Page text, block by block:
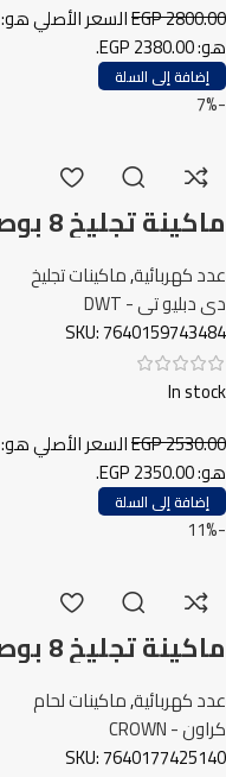
EGP2800.00 السعر الأصلي هو: EGP 2800.00.
هو: EGP 2380.00.
إضافة إلى السلة
-7%
عدد كهربائية,ماكينات تجليخ
دى دبليو تى - DWT
SKU:7640159743484
In stock
EGP2530.00 السعر الأصلي هو: EGP 2530.00.
هو: EGP 2350.00.
إضافة إلى السلة
-11%
كراون
عدد كهربائية,ماكينات لحام
كراون - CROWN
SKU:7640177425140